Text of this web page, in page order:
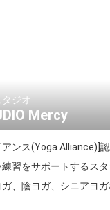
ジオ
Mercy
ンス(Yoga Alliance)]
習をサポートするス
、陰ヨガ、シニアヨ